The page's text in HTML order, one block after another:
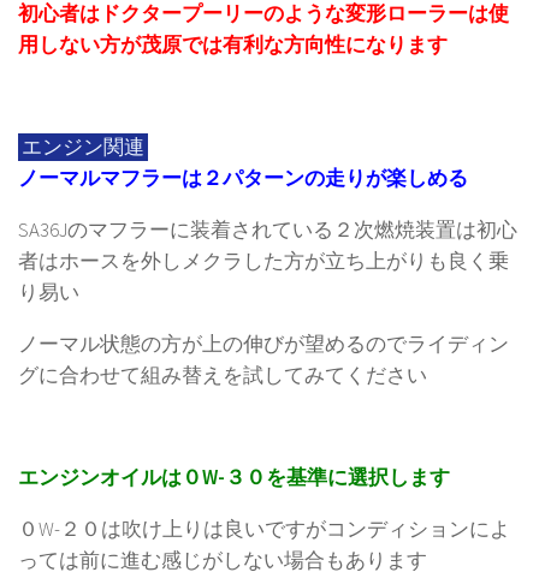
初心者はドクタープーリーのような変形ローラーは使
用しない方が茂原では有利な方向性になります
エンジン関連
ノーマルマフラーは２パターンの走りが楽しめる
SA36Jのマフラーに装着されている２次燃焼装置は初心
者はホースを外しメクラした方が立ち上がりも良く乗
り易い
ノーマル状態の方が上の伸びが望めるのでライディン
グに合わせて組み替えを試してみてください
エンジンオイルは０W-３０を基準に選択します
０W-２０は吹け上りは良いですがコンディションによ
っては前に進む感じがしない場合もあります